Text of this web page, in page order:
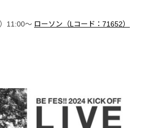
11:00〜 ローソン（Lコード：71652）